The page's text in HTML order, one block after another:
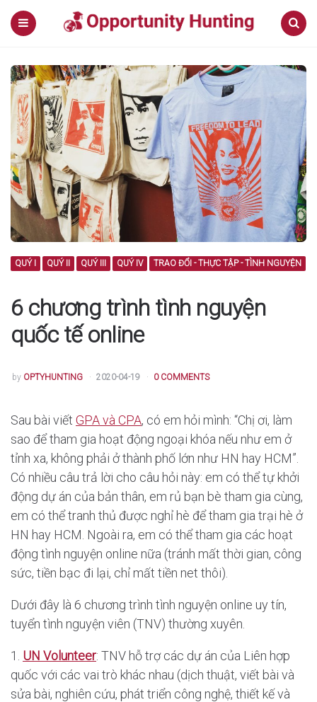
QUÝ I QUÝ II QUÝ III QUÝ IV TRAO ĐỔI - THỰC TẬP - TÌNH NGUYỆN
6 chương trình tình nguyện
quốc tế online
POSTED
by OPTYHUNTING 2020-04-19 0 COMMENTS
Sau bài viết GPA và CPA, có em hỏi mình: “Chị ơi, làm
sao để tham gia hoạt động ngoại khóa nếu như em ở
tỉnh xa, không phải ở thành phố lớn như HN hay HCM”.
Có nhiều câu trả lời cho câu hỏi này: em có thể tự khởi
động dự án của bản thân, em rủ bạn bè tham gia cùng,
em có thể tranh thủ được nghỉ hè để tham gia trại hè ở
HN hay HCM. Ngoài ra, em có thể tham gia các hoạt
động tình nguyện online nữa (tránh mất thời gian, công
sức, tiền bạc đi lại, chỉ mất tiền net thôi).
Dưới đây là 6 chương trình tình nguyện online uy tín,
tuyển tình nguyện viên (TNV) thường xuyên.
1. UN Volunteer: TNV hỗ trợ các dự án của Liên hợp
quốc với các vai trò khác nhau (dịch thuật, viết bài và
sửa bài, nghiên cứu, phát triển công nghệ, thiết kế và